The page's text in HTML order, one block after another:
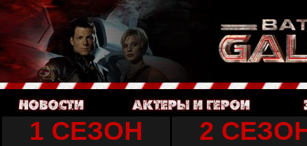
1 СЕЗОН 2